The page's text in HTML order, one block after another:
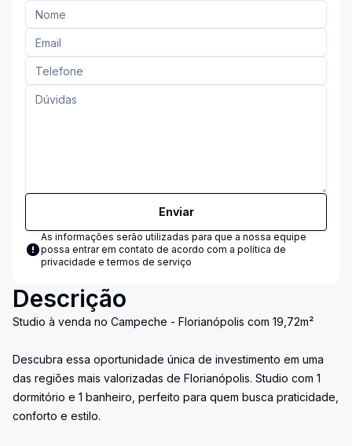
Enviar
As informações serão utilizadas para que a nossa equipe
possa entrar em contato de acordo com a política de
privacidade e termos de serviço
Descrição
Studio à venda no Campeche - Florianópolis com 19,72m²
Descubra essa oportunidade única de investimento em uma
das regiões mais valorizadas de Florianópolis. Studio com 1
dormitório e 1 banheiro, perfeito para quem busca praticidade,
conforto e estilo.